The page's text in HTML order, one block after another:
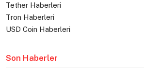
Tether Haberleri
Tron Haberleri
USD Coin Haberleri
Son Haberler